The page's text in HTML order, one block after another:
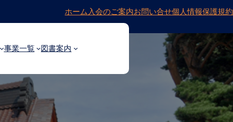
ホーム入会のご案内お問い合せ個人情報保護規約
事業一覧 図書案内